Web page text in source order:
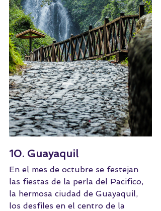
10. Guayaquil
En el mes de octubre se festejan
las fiestas de la perla del Pacifico,
la hermosa ciudad de Guayaquil,
los desfiles en el centro de la